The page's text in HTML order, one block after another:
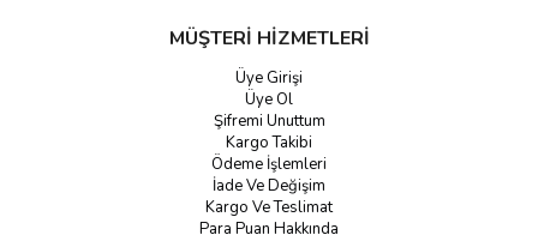
MÜŞTERİ HİZMETLERİ
Üye Girişi
Üye Ol
Şifremi Unuttum
Kargo Takibi
Ödeme İşlemleri
İade Ve Değişim
Kargo Ve Teslimat
Para Puan Hakkında